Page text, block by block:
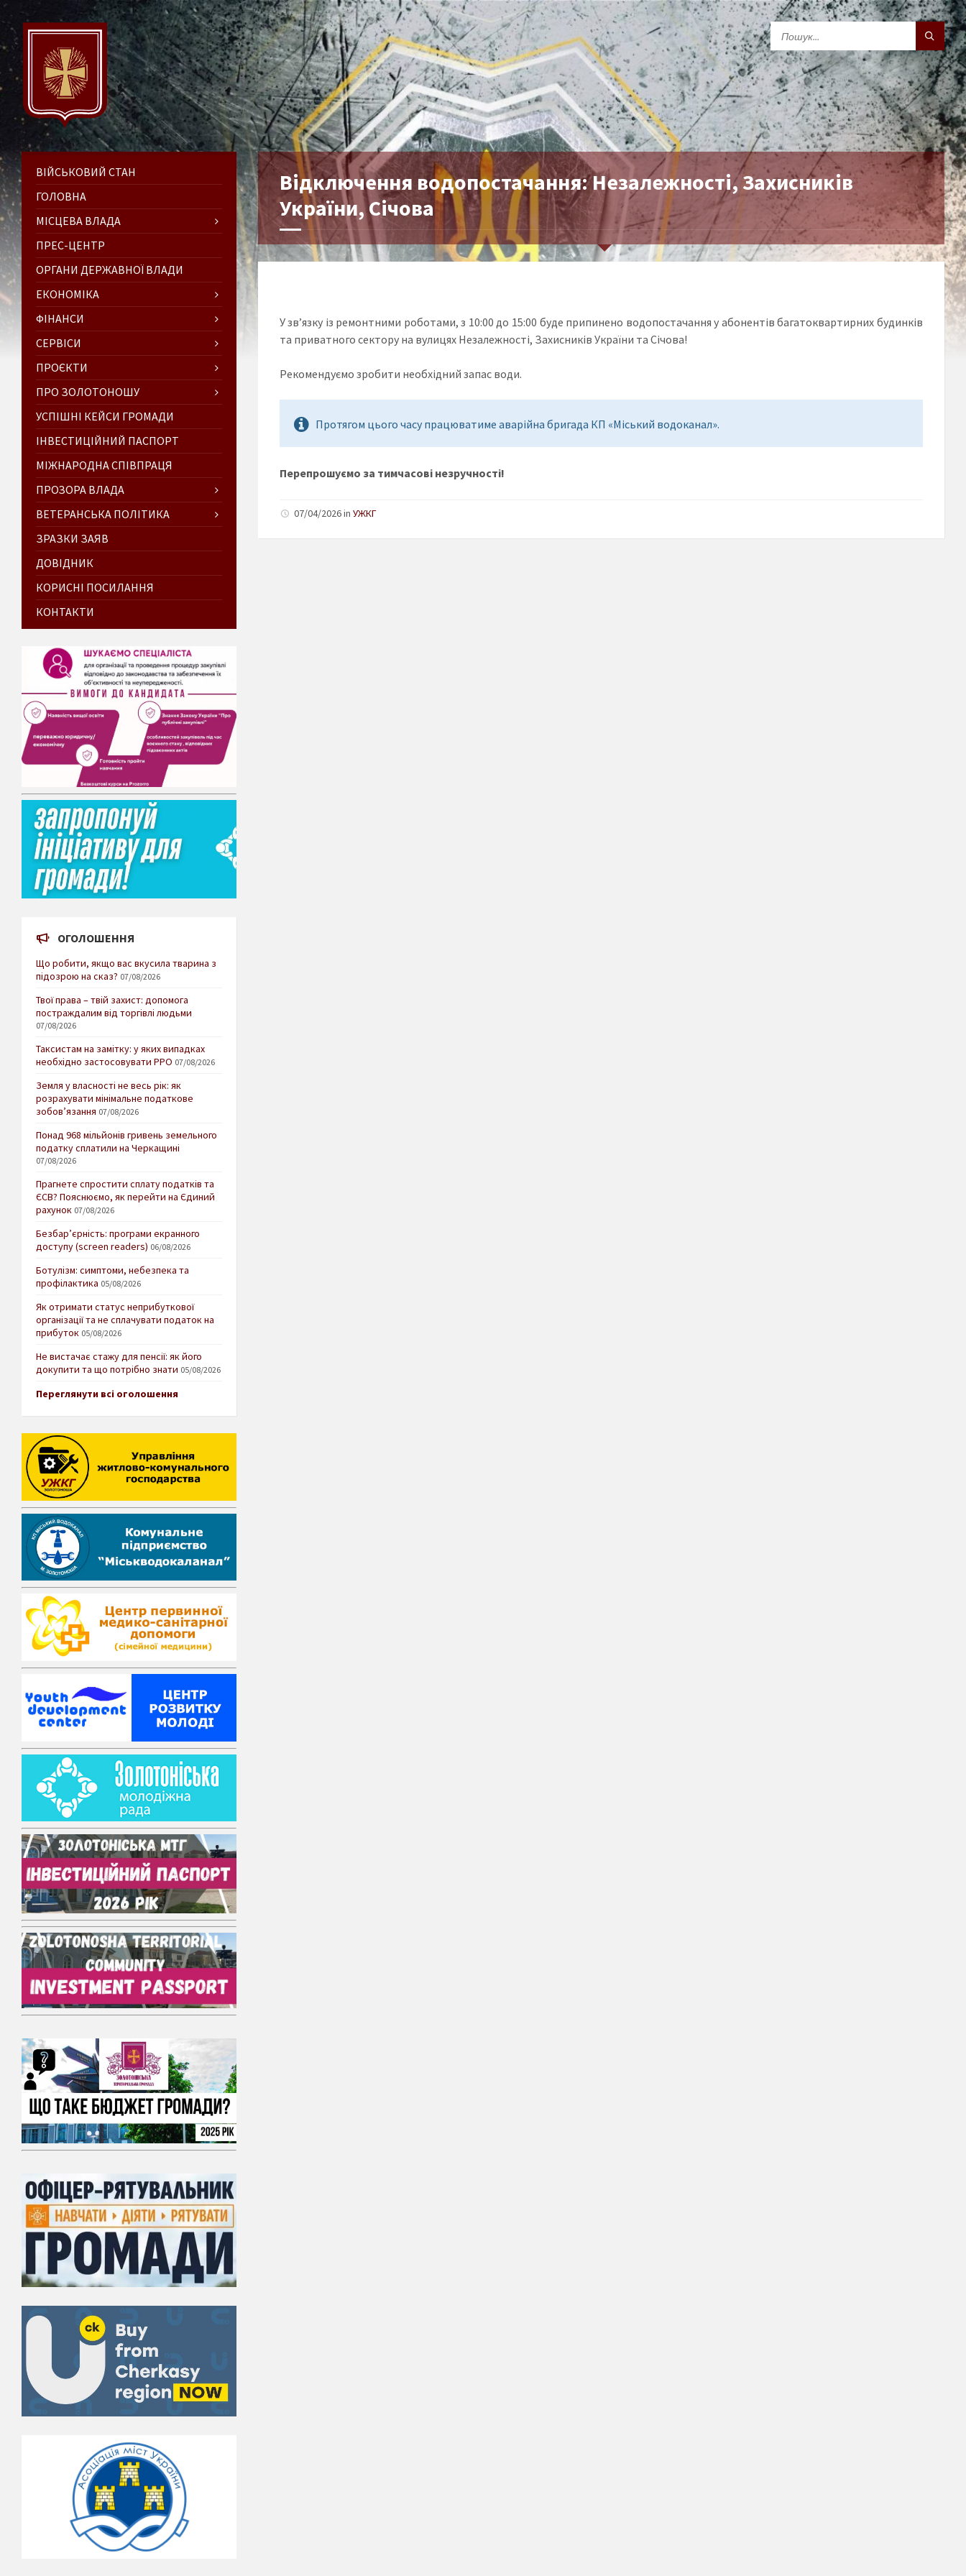
Відключення водопостачання: Незалежності, Захисників
України, Січова
У зв’язку із ремонтними роботами, з 10:00 до 15:00 буде припинено водопостачання у абонентів багатоквартирних будинків
та приватного сектору на вулицях Незалежності, Захисників України та Січова!
Рекомендуємо зробити необхідний запас води.
Протягом цього часу працюватиме аварійна бригада КП «Міський водоканал».
Перепрошуємо за тимчасові незручності!
07/04/2026 in УЖКГ
ВІЙСЬКОВИЙ СТАН
ГОЛОВНА
МІСЦЕВА ВЛАДА
ПРЕС-ЦЕНТР
ОРГАНИ ДЕРЖАВНОЇ ВЛАДИ
ЕКОНОМІКА
ФІНАНСИ
СЕРВІСИ
ПРОЄКТИ
ПРО ЗОЛОТОНОШУ
УСПІШНІ КЕЙСИ ГРОМАДИ
ІНВЕСТИЦІЙНИЙ ПАСПОРТ
МІЖНАРОДНА СПІВПРАЦЯ
ПРОЗОРА ВЛАДА
ВЕТЕРАНСЬКА ПОЛІТИКА
ЗРАЗКИ ЗАЯВ
ДОВІДНИК
КОРИСНІ ПОСИЛАННЯ
КОНТАКТИ
ОГОЛОШЕННЯ
Що робити, якщо вас вкусила тварина з
підозрою на сказ? 07/08/2026
Твої права – твій захист: допомога
постраждалим від торгівлі людьми
07/08/2026
Таксистам на замітку: у яких випадках
необхідно застосовувати РРО 07/08/2026
Земля у власності не весь рік: як
розрахувати мінімальне податкове
зобов’язання 07/08/2026
Понад 968 мільйонів гривень земельного
податку сплатили на Черкащині
07/08/2026
Прагнете спростити сплату податків та
ЄСВ? Пояснюємо, як перейти на Єдиний
рахунок 07/08/2026
Безбар’єрність: програми екранного
доступу (screen readers) 06/08/2026
Ботулізм: симптоми, небезпека та
профілактика 05/08/2026
Як отримати статус неприбуткової
організації та не сплачувати податок на
прибуток 05/08/2026
Не вистачає стажу для пенсії: як його
докупити та що потрібно знати 05/08/2026
Переглянути всі оголошення